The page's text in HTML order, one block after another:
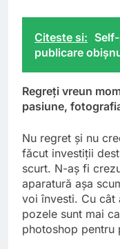
Citeste si:
publicare
Regreţi vreun
pasiune,
Nu regret şi nu
făcut investiţii
scurt. N-aş fi
aparatură aşa
voi învesti. Cu cât
pozele sunt mai
photoshop pentru